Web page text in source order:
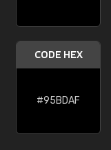
CODE HEX
#95BDAF